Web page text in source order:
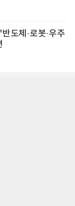
도체·로봇·우주